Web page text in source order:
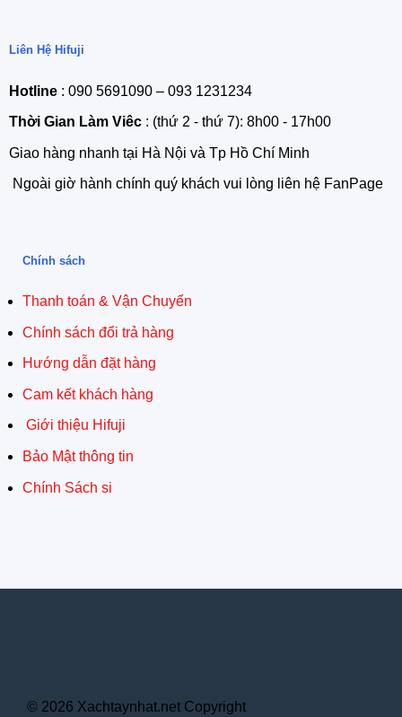
Liên Hệ Hifuji
Hotline: 090 5691090 – 093 1231234
Thời Gian Làm Viêc: (thứ 2 - thứ 7): 8h00 - 17h00
Giao hàng nhanh tại Hà Nội và Tp Hồ Chí Minh
Ngoài giờ hành chính quý khách vui lòng liên hệ FanPage
Chính sách
Thanh toán & Vận Chuyển
Chính sách đổi trả hàng
Hướng dẫn đặt hàng
Cam kết khách hàng
Giới thiệu Hifuji
Bảo Mật thông tin
Chính Sách si
© 2026 Xachtaynhat.net Copyright